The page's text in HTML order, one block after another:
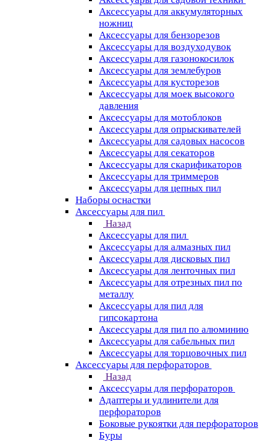
Аксессуары для аккумуляторных
ножниц
Аксессуары для бензорезов
Аксессуары для воздуходувок
Аксессуары для газонокосилок
Аксессуары для землебуров
Аксессуары для кусторезов
Аксессуары для моек высокого
давления
Аксессуары для мотоблоков
Аксессуары для опрыскивателей
Аксессуары для садовых насосов
Аксессуары для секаторов
Аксессуары для скарификаторов
Аксессуары для триммеров
Аксессуары для цепных пил
Наборы оснастки
Аксессуары для пил
Назад
Аксессуары для пил
Аксессуары для алмазных пил
Аксессуары для дисковых пил
Аксессуары для ленточных пил
Аксессуары для отрезных пил по
металлу
Аксессуары для пил для
гипсокартона
Аксессуары для пил по алюминию
Аксессуары для сабельных пил
Аксессуары для торцовочных пил
Аксессуары для перфораторов
Назад
Аксессуары для перфораторов
Адаптеры и удлинители для
перфораторов
Боковые рукоятки для перфораторов
Буры